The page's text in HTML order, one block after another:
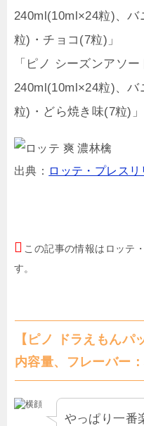
240ml(10ml×24粒)、
粒)・チョコ(7粒)」
「ピノ シーズンアソ
240ml(10ml×24粒)、
粒)・どら焼き味(7粒)
出典： ロッテ・プレスリ
この記事の情報はロッテ
す。
【ピノ ドラえもんパ
内容量、フレーバー
やっぱり一番